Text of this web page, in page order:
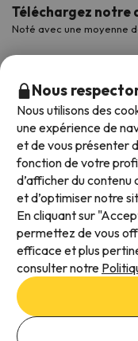
Téléchargez notre
Noté avec une moyenne
Modes de paiement
Conditions générales
Protection des
Politique en matière de
Nous
Nous utilisons des
une expérience de
et de vous présenter
fonction de votre
d’afficher du contenu
et d’optimiser notre
En cliquant sur
permettez de vous
efficace et plus
consulter notre